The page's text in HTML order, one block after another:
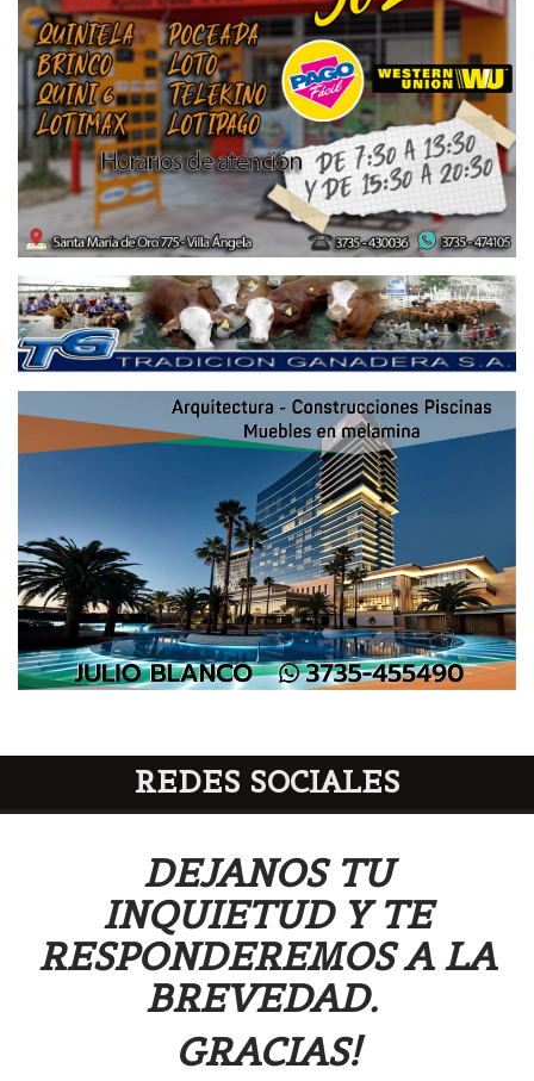
REDES SOCIALES
DEJANOS TU
INQUIETUD Y TE
RESPONDEREMOS A LA
BREVEDAD.
GRACIAS!